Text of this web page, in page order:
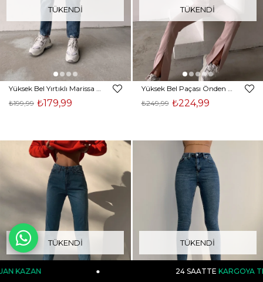
24 SAATTE KARGOYA TESLİM
TÜKENDI
Yüksek Bel Yırtıklı Marissa Kadın Mavi Mom Jean 22K000514
₺179,99
₺199,99
TÜKENDI
Yüksek Bel Paçası Önden Yırtmaçlı Britney Kadın Pudra Jeans 22Y000047
₺224,99
₺249,99
TÜKENDI TÜKENDI